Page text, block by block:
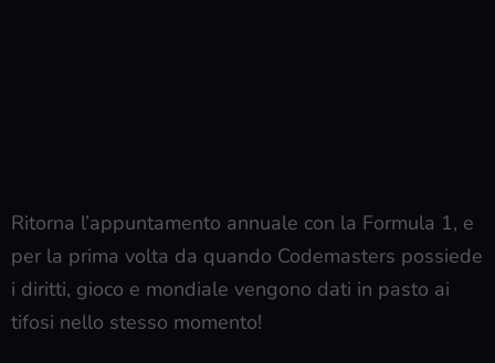
Ritorna l’appuntamento annuale con la Formula 1, e
per la prima volta da quando Codemasters possiede
i diritti, gioco e mondiale vengono dati in pasto ai
tifosi nello stesso momento!